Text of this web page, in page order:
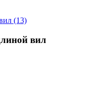
(13)
вил